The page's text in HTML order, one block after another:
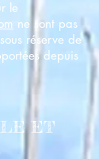
le
ne sont pas
réserve de
depuis
ET